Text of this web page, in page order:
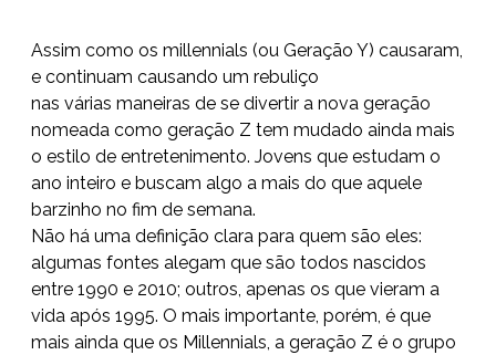
Assim como os millennials (ou Geração Y) causaram,
e continuam causando um rebuliço
nas várias maneiras de se divertir a nova geração
nomeada como geração Z tem mudado ainda mais
o estilo de entretenimento. Jovens que estudam o
ano inteiro e buscam algo a mais do que aquele
barzinho no fim de semana.
Não há uma definição clara para quem são eles:
algumas fontes alegam que são todos nascidos
entre 1990 e 2010; outros, apenas os que vieram a
vida após 1995. O mais importante, porém, é que
mais ainda que os Millennials, a geração Z é o grupo